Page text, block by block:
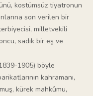
kostümsüz tiyatronun
son verilen bir
milletvekili
sadık bir eş ve
1905) böyle
kahramanı,
kürek mahkûmu,